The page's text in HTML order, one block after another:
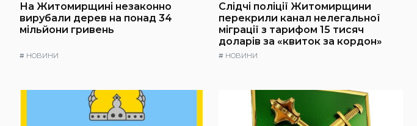
На Житомирщині незаконно
вирубали дерев на понад 34
мільйони гривень
# НОВИНИ
Слідчі поліції Житомирщини
перекрили канал нелегальної
міграції з тарифом 15 тисяч
доларів за «квиток за кордон»
# НОВИНИ